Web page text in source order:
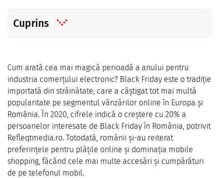
Cuprins
Cum arată cea mai magică perioadă a anului pentru
industria comerțului electronic? Black Friday este o tradiție
importată din străinătate, care a câștigat tot mai multă
popularitate pe segmentul vânzărilor online în Europa și
România. În 2020, cifrele indică o creștere cu 20% a
persoanelor interesate de Black Friday în România, potrivit
Refleqtmedia.ro. Totodată, românii și-au reiterat
preferințele pentru plățile online și dominația mobile
shopping, făcând cele mai multe accesări și cumpărături
de pe telefonul mobil.